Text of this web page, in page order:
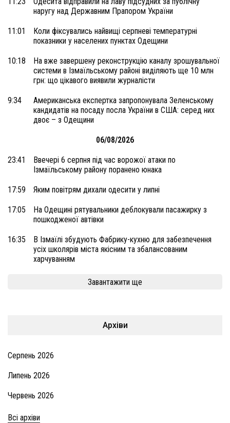
наругу над Державним Прапором України
11:01
Коли фіксувались найвищі серпневі температурні
показники у населених пунктах Одещини
10:18
На вже завершену реконструкцію каналу зрошувальної
системи в Ізмаїльському районі виділяють ще 10 млн
грн: що цікавого виявили журналісти
9:34
Американська експертка запропонувала Зеленському
кандидатів на посаду посла України в США: серед них
двоє – з Одещини
06/08/2026
23:41
Ввечері 6 серпня під час ворожої атаки по
Ізмаїльському району поранено юнака
17:59 Яким повітрям дихали одесити у липні
17:05
На Одещині рятувальники деблокували пасажирку з
пошкодженої автівки
16:35
В Ізмаїлі збудують Фабрику-кухню для забезпечення
усіх школярів міста якісним та збалансованим
харчуванням
Завантажити ще
Архіви
Серпень 2026
Липень 2026
Червень 2026
Всі архіви